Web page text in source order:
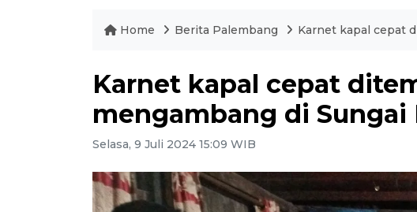
Home Berita Palembang Karnet kapal cepat
Karnet kapal cepat
mengambang di Sungai
Selasa, 9 Juli 2024 15:09 WIB